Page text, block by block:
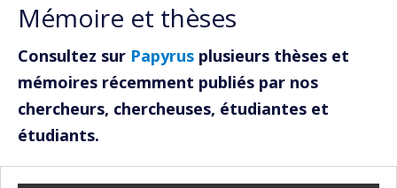
Mémoire et thèses
Consultez sur Papyrus plusieurs thèses et
mémoires récemment publiés par nos
chercheurs, chercheuses, étudiantes et
étudiants.